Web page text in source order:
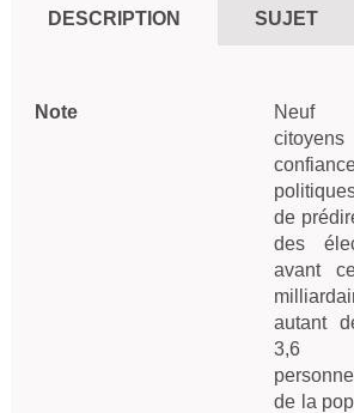
DESCRIPTION SUJET
Note
Neuf
de
des
avant
autant
3,6
de la